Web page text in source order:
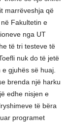
marrëveshja që
Fakultetin e
nga UT
të tri testeve të
nuk do të jetë
gjuhës së huaj.
brenda një harku
edhe nisjen e
të bëra
programet